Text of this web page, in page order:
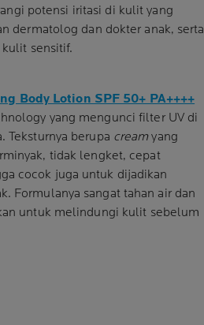
potensi iritasi di kulit yang
dermatolog dan dokter anak, serta
sensitif.
Body Lotion SPF 50+ PA++++
yang mengunci filter UV di
berupa creamyang
tidak lengket, cepat
cocok juga untuk dijadikan
Formulanya sangat tahan air dan
untuk melindungi kulit sebelum